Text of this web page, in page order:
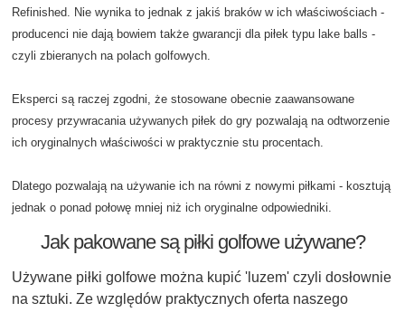
Refinished. Nie wynika to jednak z jakiś braków w ich właściwościach -
producenci nie dają bowiem także gwarancji dla piłek typu lake balls -
czyli zbieranych na polach golfowych.
Eksperci są raczej zgodni, że stosowane obecnie zaawansowane
procesy przywracania używanych piłek do gry pozwalają na odtworzenie
ich oryginalnych właściwości w praktycznie stu procentach.
Dlatego pozwalają na używanie ich na równi z nowymi piłkami - kosztują
jednak o ponad połowę mniej niż ich oryginalne odpowiedniki.
Jak pakowane są piłki golfowe używane?
Używane piłki golfowe można kupić 'luzem' czyli dosłownie
na sztuki. Ze względów praktycznych oferta naszego